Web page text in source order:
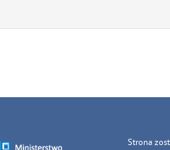
Strona